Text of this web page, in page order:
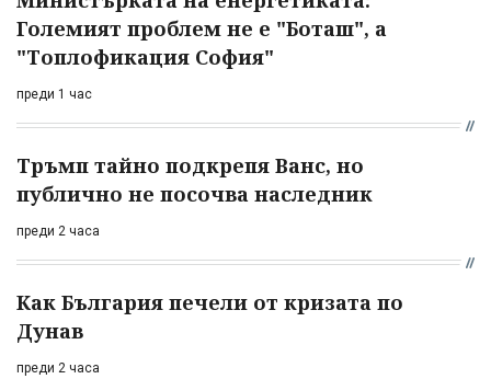
Големият проблем не е "Боташ", а
"Топлофикация София"
преди 1 час
Тръмп тайно подкрепя Ванс, но
публично не посочва наследник
преди 2 часа
Как България печели от кризата по
Дунав
преди 2 часа